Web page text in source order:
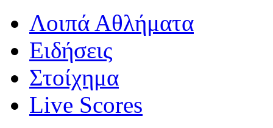
Λοιπά Αθλήματα
Ειδήσεις
Στοίχημα
Live Scores